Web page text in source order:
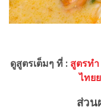
ดูสูตรเต็มๆ ที่ : สูตรท
ไทย
ส่วน